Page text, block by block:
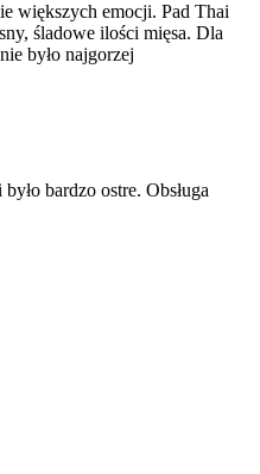
większych emocji. Pad Thai
śladowe ilości mięsa. Dla
było najgorzej
bardzo ostre. Obsługa